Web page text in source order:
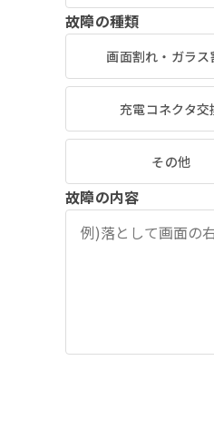
故障の種類
画面割れ・ガラス
充電コネクタ交
その他
故障の内容